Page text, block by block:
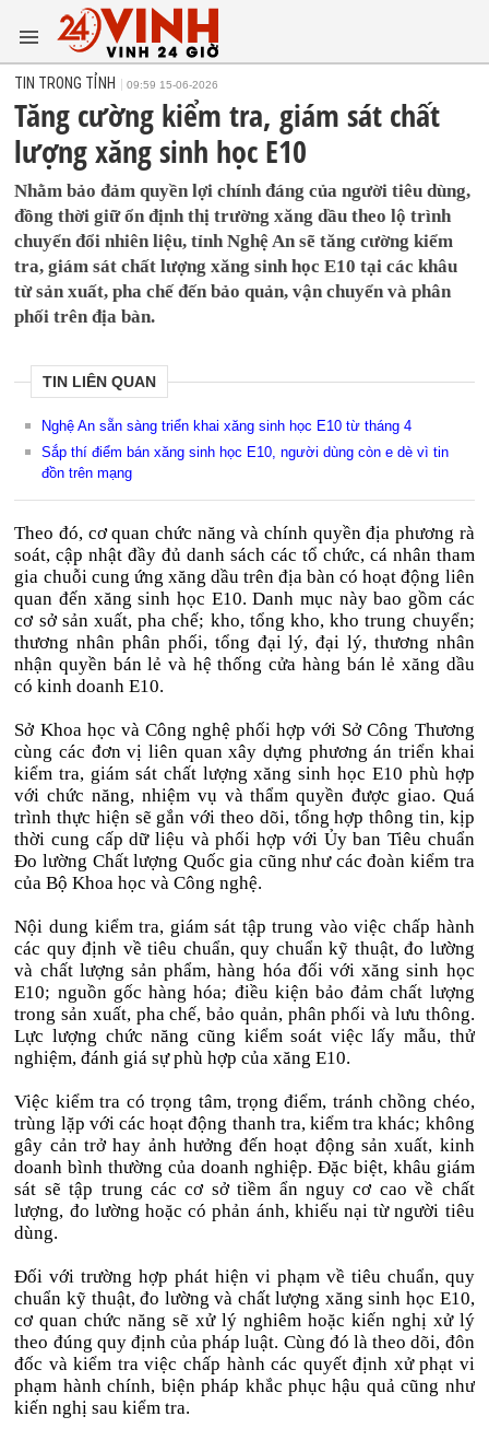
TIN TRONG TỈNH 09:59 15-06-2026
Tăng cường kiểm tra, giám sát chất
lượng xăng sinh học E10
Nhằm bảo đảm quyền lợi chính đáng của người tiêu dùng,
đồng thời giữ ổn định thị trường xăng dầu theo lộ trình
chuyển đổi nhiên liệu, tỉnh Nghệ An sẽ tăng cường kiểm
tra, giám sát chất lượng xăng sinh học E10 tại các khâu
từ sản xuất, pha chế đến bảo quản, vận chuyển và phân
phối trên địa bàn.
TIN LIÊN QUAN
Nghệ An sẵn sàng triển khai xăng sinh học E10 từ tháng 4
Sắp thí điểm bán xăng sinh học E10, người dùng còn e dè vì tin
đồn trên mạng
Theo đó, cơ quan chức năng và chính quyền địa phương rà
soát, cập nhật đầy đủ danh sách các tổ chức, cá nhân tham
gia chuỗi cung ứng xăng dầu trên địa bàn có hoạt động liên
quan đến xăng sinh học E10. Danh mục này bao gồm các
cơ sở sản xuất, pha chế; kho, tổng kho, kho trung chuyển;
thương nhân phân phối, tổng đại lý, đại lý, thương nhân
nhận quyền bán lẻ và hệ thống cửa hàng bán lẻ xăng dầu
có kinh doanh E10.
Sở Khoa học và Công nghệ phối hợp với Sở Công Thương
cùng các đơn vị liên quan xây dựng phương án triển khai
kiểm tra, giám sát chất lượng xăng sinh học E10 phù hợp
với chức năng, nhiệm vụ và thẩm quyền được giao. Quá
trình thực hiện sẽ gắn với theo dõi, tổng hợp thông tin, kịp
thời cung cấp dữ liệu và phối hợp với Ủy ban Tiêu chuẩn
Đo lường Chất lượng Quốc gia cũng như các đoàn kiểm tra
của Bộ Khoa học và Công nghệ.
Nội dung kiểm tra, giám sát tập trung vào việc chấp hành
các quy định về tiêu chuẩn, quy chuẩn kỹ thuật, đo lường
và chất lượng sản phẩm, hàng hóa đối với xăng sinh học
E10; nguồn gốc hàng hóa; điều kiện bảo đảm chất lượng
trong sản xuất, pha chế, bảo quản, phân phối và lưu thông.
Lực lượng chức năng cũng kiểm soát việc lấy mẫu, thử
nghiệm, đánh giá sự phù hợp của xăng E10.
Việc kiểm tra có trọng tâm, trọng điểm, tránh chồng chéo,
trùng lặp với các hoạt động thanh tra, kiểm tra khác; không
gây cản trở hay ảnh hưởng đến hoạt động sản xuất, kinh
doanh bình thường của doanh nghiệp. Đặc biệt, khâu giám
sát sẽ tập trung các cơ sở tiềm ẩn nguy cơ cao về chất
lượng, đo lường hoặc có phản ánh, khiếu nại từ người tiêu
dùng.
Đối với trường hợp phát hiện vi phạm về tiêu chuẩn, quy
chuẩn kỹ thuật, đo lường và chất lượng xăng sinh học E10,
cơ quan chức năng sẽ xử lý nghiêm hoặc kiến nghị xử lý
theo đúng quy định của pháp luật. Cùng đó là theo dõi, đôn
đốc và kiểm tra việc chấp hành các quyết định xử phạt vi
phạm hành chính, biện pháp khắc phục hậu quả cũng như
kiến nghị sau kiểm tra.